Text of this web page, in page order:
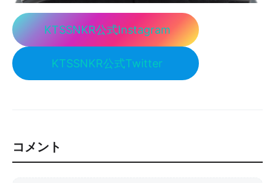
KTSSNKR公式Instagram
KTSSNKR公式Twitter
コメント